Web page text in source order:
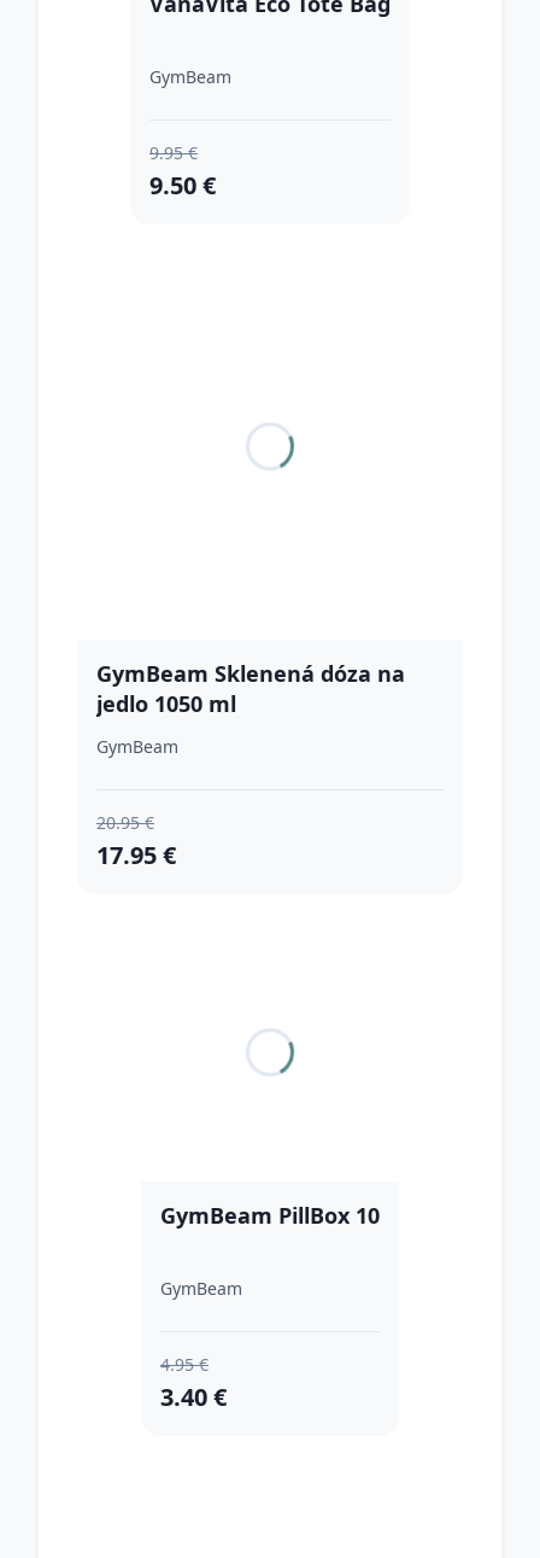
GymBeam
9.95 €
9.50 €
GymBeam Sklenená dóza na
jedlo 1050 ml
GymBeam
20.95 €
17.95 €
GymBeam PillBox 10
GymBeam
4.95 €
3.40 €